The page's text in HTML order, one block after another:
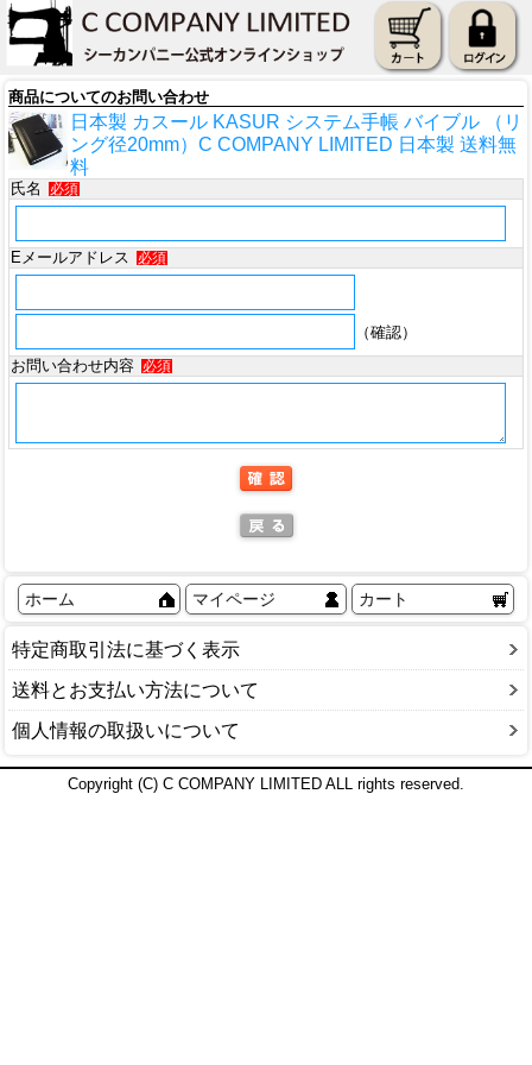
商品についてのお問い合わせ
日本製 カスール KASUR システム手帳 バイブル （リ
ング径20mm）C COMPANY LIMITED 日本製 送料無
料
氏名 必須
Eメールアドレス 必須
（確認）
お問い合わせ内容
必須
ホーム マイページ カート
特定商取引法に基づく表示
送料とお支払い方法について
個人情報の取扱いについて
Copyright (C) C COMPANY LIMITED ALL rights reserved.